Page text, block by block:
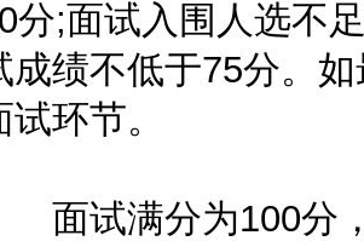
分;面试入围人选不
成绩不低于75分。
试环节。
试满分为100分，